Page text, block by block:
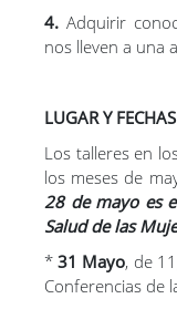
4.Adquirir
nos lleven a una
LUGAR Y
Los talleres en
los meses de
28 de mayo es
Salud de las
*31 Mayo, de
Conferencias de